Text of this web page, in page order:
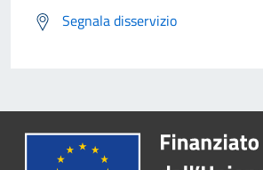
Segnala disservizio